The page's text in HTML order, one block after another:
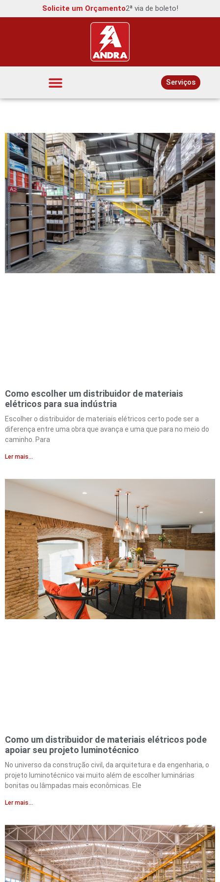
Solicite um Orçamento2ª via de boleto!
Serviços
Como escolher um distribuidor de materiais
elétricos para sua indústria
Escolher o distribuidor de materiais elétricos certo pode ser a
diferença entre uma obra que avança e uma que para no meio do
caminho. Para
Ler mais...
Como um distribuidor de materiais elétricos pode
apoiar seu projeto luminotécnico
No universo da construção civil, da arquitetura e da engenharia, o
projeto luminotécnico vai muito além de escolher luminárias
bonitas ou lâmpadas mais econômicas. Ele
Ler mais...